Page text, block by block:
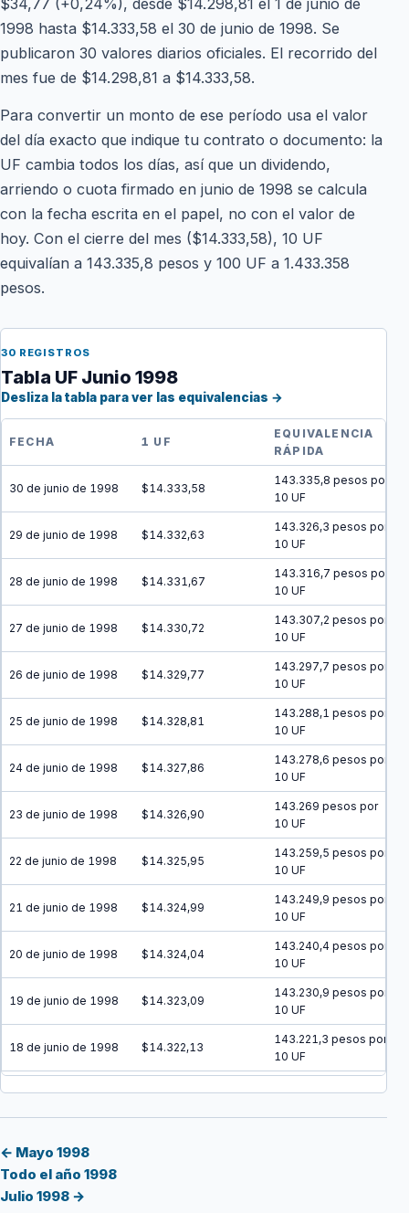
$34,77 (+0,24%), desde $14.298,81 el 1 de junio de
1998 hasta $14.333,58 el 30 de junio de 1998. Se
publicaron 30 valores diarios oficiales. El recorrido del
mes fue de $14.298,81 a $14.333,58.
Para convertir un monto de ese período usa el valor
del día exacto que indique tu contrato o documento: la
UF cambia todos los días, así que un dividendo,
arriendo o cuota firmado en junio de 1998 se calcula
con la fecha escrita en el papel, no con el valor de
hoy. Con el cierre del mes ($14.333,58), 10 UF
equivalían a 143.335,8 pesos y 100 UF a 1.433.358
pesos.
30 REGISTROS
Tabla UF Junio 1998
Desliza la tabla para ver las equivalencias →
FECHA 1 UF
EQUIVALENCIA
RÁPIDA
30 de junio de 1998 $14.333,58
143.335,8 pesos por
10 UF
29 de junio de 1998 $14.332,63
143.326,3 pesos por
10 UF
28 de junio de 1998 $14.331,67
143.316,7 pesos por
10 UF
27 de junio de 1998 $14.330,72
143.307,2 pesos por
10 UF
26 de junio de 1998 $14.329,77
143.297,7 pesos por
10 UF
25 de junio de 1998 $14.328,81
143.288,1 pesos por
10 UF
24 de junio de 1998 $14.327,86
143.278,6 pesos por
10 UF
23 de junio de 1998 $14.326,90
143.269 pesos por
10 UF
22 de junio de 1998 $14.325,95
143.259,5 pesos por
10 UF
21 de junio de 1998 $14.324,99
143.249,9 pesos por
10 UF
20 de junio de 1998 $14.324,04
143.240,4 pesos por
10 UF
19 de junio de 1998 $14.323,09
143.230,9 pesos por
10 UF
18 de junio de 1998 $14.322,13
143.221,3 pesos por
10 UF
17 de junio de 1998 $14.321,18
15 de junio de 1998
← Mayo 1998
Todo el año 1998
Julio 1998 →